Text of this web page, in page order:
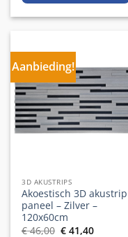
Aanbieding!
3D AKUSTRIPS
Akoestisch 3D akustrip
paneel – Zilver –
120x60cm
€46,00 Oorspronkelijke
€ 41,40Huidige